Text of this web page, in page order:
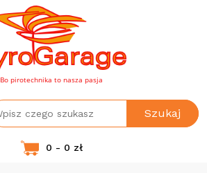
Bo pirotechnika to nasza pasja
Szukaj
0 - 0 zł